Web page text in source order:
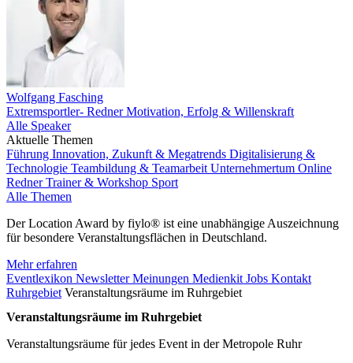
Wolfgang Fasching
Extremsportler- Redner Motivation, Erfolg & Willenskraft
Alle Speaker
Aktuelle Themen
Führung Innovation, Zukunft & Megatrends Digitalisierung &
Technologie Teambildung & Teamarbeit Unternehmertum Online
RednerTrainer & Workshop Sport
Alle Themen
Der Location Award by fiylo® ist eine unabhängige Auszeichnung
für besondere Veranstaltungsflächen in Deutschland.
Mehr erfahren
Eventlexikon NewsletterMeinungen Medienkit Jobs Kontakt
Ruhrgebiet Veranstaltungsräume im Ruhrgebiet
Veranstaltungsräume im Ruhrgebiet
Veranstaltungsräume für jedes Event in der Metropole Ruhr